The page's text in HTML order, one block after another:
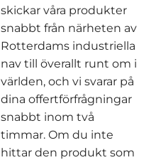
skickar våra produkter
snabbt från närheten av
Rotterdams industriella
nav till överallt runt om i
världen, och vi svarar på
dina offertförfrågningar
snabbt inom två
timmar. Om du inte
hittar den produkt som